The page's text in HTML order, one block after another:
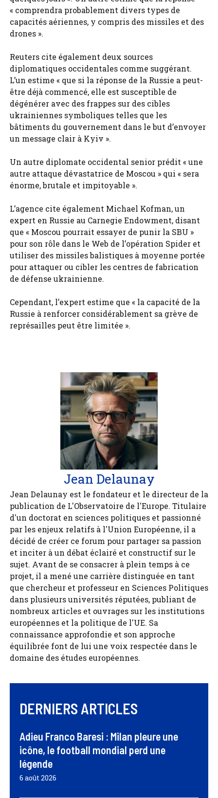
« comprendra probablement divers types de
capacités aériennes, y compris des missiles et des
drones ».
Reuters cite également deux sources
diplomatiques occidentales comme suggérant.
L’un estime « que si la réponse de la Russie a peut-
être déjà commencé, elle est susceptible de
dégénérer avec des frappes sur des cibles
ukrainiennes symboliques telles que les
bâtiments du gouvernement dans le but d’envoyer
un message clair à Kyiv ».
Un autre diplomate occidental senior prédit « une
autre attaque dévastatrice de Moscou » qui « sera
énorme, brutale et impitoyable ».
L’agence cite également Michael Kofman, un
expert en Russie au Carnegie Endowment, disant
que « Moscou pourrait essayer de punir la SBU »
pour son rôle dans le Web de l’opération Spider et
utiliser des missiles balistiques à moyenne portée
pour attaquer ou cibler les centres de fabrication
de défense ukrainienne.
Cependant, l’expert estime que « la capacité de la
Russie à renforcer considérablement sa grève de
représailles peut être limitée ».
Jean Delaunay
Jean Delaunay est le fondateur et le directeur de la
publication de L'Observatoire de l'Europe. Titulaire
d'un doctorat en sciences politiques et passionné
par les enjeux relatifs à l'Union Européenne, il a
décidé de créer ce forum pour partager sa passion
et inciter à un débat éclairé et constructif sur le
sujet. Avant de se consacrer à plein temps à ce
projet, il a mené une carrière distinguée en tant
que chercheur et professeur en Sciences Politiques
dans plusieurs universités réputées, publiant de
nombreux articles et ouvrages sur les institutions
européennes et la politique de l'UE. Sa
connaissance approfondie et son approche
équilibrée font de lui une voix respectée dans le
domaine des études européennes.
DERNIERS ARTICLES
Adieu Franco Baresi : Milan pleure une
icône, le football mondial perd une
légende
6 août 2026